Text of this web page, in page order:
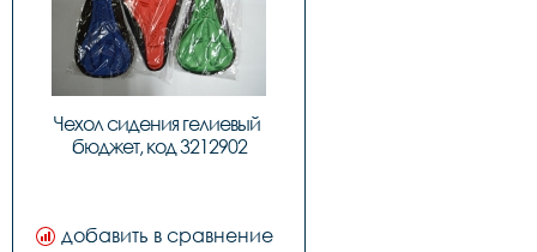
Чехол сидения гелиевый
бюджет, код 3212902
добавить в сравнение